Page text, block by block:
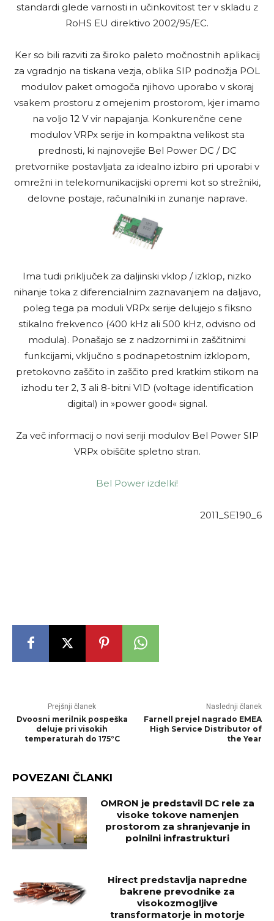
standardi glede varnosti in učinkovitost ter v skladu z
RoHS EU direktivo 2002/95/EC.
Ker so bili razviti za široko paleto močnostnih aplikacij
za vgradnjo na tiskana vezja, oblika SIP podnožja POL
modulov paket omogoča njihovo uporabo v skoraj
vsakem prostoru z omejenim prostorom, kjer imamo
na voljo 12 V vir napajanja. Konkurenčne cene
modulov VRPx serije in kompaktna velikost sta
prednosti, ki najnovejše Bel Power DC / DC
pretvornike postavljata za idealno izbiro pri uporabi v
omrežni in telekomunikacijski opremi kot so strežniki,
delovne postaje, računalniki in zunanje naprave.
Ima tudi priključek za daljinski vklop / izklop, nizko
nihanje toka z diferencialnim zaznavanjem na daljavo,
poleg tega pa moduli VRPx serije delujejo s fiksno
stikalno frekvenco (400 kHz ali 500 kHz, odvisno od
modula). Ponašajo se z nadzornimi in zaščitnimi
funkcijami, vključno s podnapetostnim izklopom,
pretokovno zaščito in zaščito pred kratkim stikom na
izhodu ter 2, 3 ali 8-bitni VID (voltage identification
digital) in »power good« signal.
Za več informacij o novi seriji modulov Bel Power SIP
VRPx obiščite spletno stran.
Bel Power izdelki!
2011_SE190_6
Prejšnji članek
Dvoosni merilnik pospeška
deluje pri visokih
temperaturah do 175°C
Naslednji članek
Farnell prejel nagrado EMEA
High Service Distributor of
the Year
POVEZANI ČLANKI
OMRON je predstavil DC rele za
visoke tokove namenjen
prostorom za shranjevanje in
polnilni infrastrukturi
Hirect predstavlja napredne
bakrene prevodnike za
visokozmogljive
transformatorje in motorje